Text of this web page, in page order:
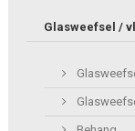
Glasweefsel /